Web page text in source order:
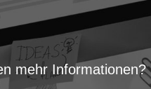
mehr Informationen?